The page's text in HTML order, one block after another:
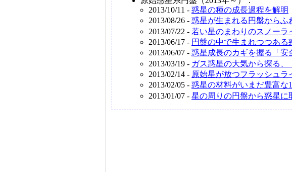
2013/10/11 - 惑星の種の成長過程を解明
2013/08/26 - 惑星が生まれる円盤からふ
2013/07/22 - 若い星のまわりのスノーラ
2013/06/17 - 円盤の中で生まれつつあ
2013/06/07 - 惑星成長のカギを握る「安
2013/03/19 - ガス惑星の大気から探る
2013/02/14 - 原始星が放つフラッシュラ
2013/02/05 - 惑星の材料がいまだ豊富な
2013/01/07 - 星の周りの円盤から惑星に